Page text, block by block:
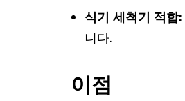
식기 세척기 적합:
니다.
이점